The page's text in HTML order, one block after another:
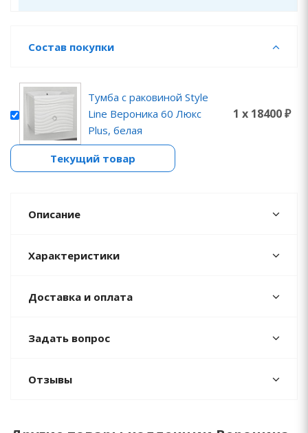
Состав покупки
Тумба с раковиной Style
Line Вероника 60 Люкс
Plus, белая
1 x 18400 ₽
Текущий товар
Описание
Характеристики
Доставка и оплата
Задать вопрос
Отзывы